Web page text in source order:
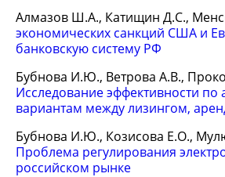
Алмазов Ш.А., Катищин Д.С.,
экономических санкций США и
банковскую систему РФ
Бубнова И.Ю., Ветрова А.В.,
Исследование эффективности по
вариантам между лизингом,
Бубнова И.Ю., Козисова Е.О.,
Проблема регулирования
российском рынке